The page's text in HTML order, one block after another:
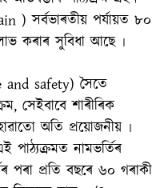
) সৰ্বভাৰতীয় পৰ্যায়ত ৮০
কৰাৰ সুবিধা আছে ৷
and safety) সৈতে
সেইবাবে শাৰীৰিক
অতি প্ৰয়োজনীয় ৷
পাঠ্যক্ৰমত নামভৰ্তিৰ
পৰা প্ৰতি বছৰে ৬০ গৰাকী